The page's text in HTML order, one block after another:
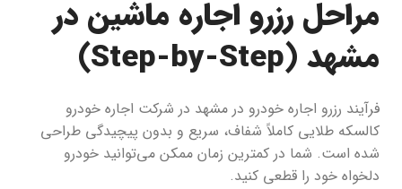
مراحل رزرو اجاره ماشین در
مشهد (Step-by-Step)
فرآیند رزرو اجاره خودرو در مشهد در شرکت اجاره خودرو
کالسکه طلایی کاملاً شفاف، سریع و بدون پیچیدگی طراحی
شده است. شما در کمترین زمان ممکن می‌توانید خودرو
دلخواه خود را قطعی کنید.